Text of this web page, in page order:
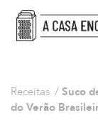
Receitas / Suco
do Verão